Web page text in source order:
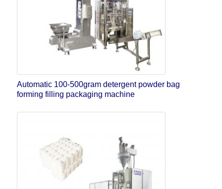
Automatic 100-500gram detergent powder bag
forming filling packaging machine